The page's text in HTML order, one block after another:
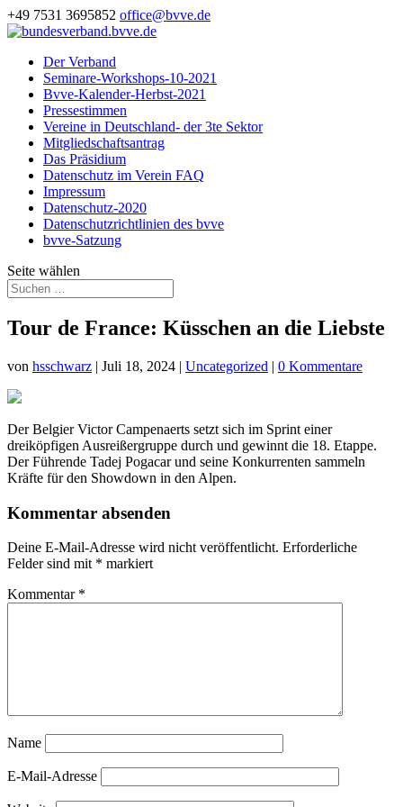
+49 7531 3695852 office@bvve.de
Der Verband
Seminare-Workshops-10-2021
Bvve-Kalender-Herbst-2021
Pressestimmen
Vereine in Deutschland- der 3te Sektor
Mitgliedschaftsantrag
Das Präsidium
Datenschutz im Verein FAQ
Impressum
Datenschutz-2020
Datenschutzrichtlinien des bvve
bvve-Satzung
Seite wählen
Tour de France: Küsschen an die Liebste
von hsschwarz | Juli 18, 2024 | Uncategorized | 0 Kommentare
Der Belgier Victor Campenaerts setzt sich im Sprint einer
dreiköpfigen Ausreißergruppe durch und gewinnt die 18. Etappe.
Der Führende Tadej Pogacar und seine Konkurrenten sammeln
Kräfte für den Showdown in den Alpen.
Kommentar absenden
Deine E-Mail-Adresse wird nicht veröffentlicht. Erforderliche
Felder sind mit * markiert
Kommentar *
Name
E-Mail-Adresse